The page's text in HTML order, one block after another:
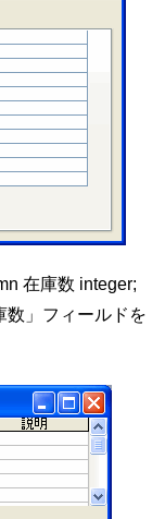
在庫数 integer;
数」フィールドを